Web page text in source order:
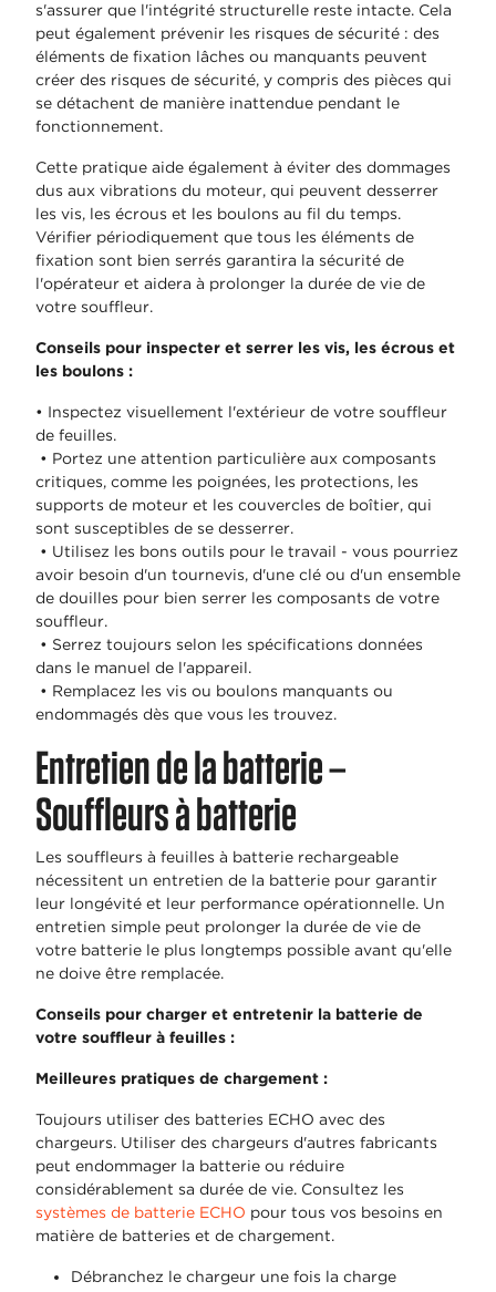
s'assurer que l'intégrité structurelle reste intacte. Cela
peut également prévenir les risques de sécurité : des
éléments de fixation lâches ou manquants peuvent
créer des risques de sécurité, y compris des pièces qui
se détachent de manière inattendue pendant le
fonctionnement.
Cette pratique aide également à éviter des dommages
dus aux vibrations du moteur, qui peuvent desserrer
les vis, les écrous et les boulons au fil du temps.
Vérifier périodiquement que tous les éléments de
fixation sont bien serrés garantira la sécurité de
l'opérateur et aidera à prolonger la durée de vie de
votre souffleur.
Conseils pour inspecter et serrer les vis, les écrous et
les boulons :
• Inspectez visuellement l'extérieur de votre souffleur
de feuilles.
• Portez une attention particulière aux composants
critiques, comme les poignées, les protections, les
supports de moteur et les couvercles de boîtier, qui
sont susceptibles de se desserrer.
• Utilisez les bons outils pour le travail - vous pourriez
avoir besoin d'un tournevis, d'une clé ou d'un ensemble
de douilles pour bien serrer les composants de votre
souffleur.
• Serrez toujours selon les spécifications données
dans le manuel de l'appareil.
• Remplacez les vis ou boulons manquants ou
endommagés dès que vous les trouvez.
Entretien de la batterie –
Souffleurs à batterie
Les souffleurs à feuilles à batterie rechargeable
nécessitent un entretien de la batterie pour garantir
leur longévité et leur performance opérationnelle. Un
entretien simple peut prolonger la durée de vie de
votre batterie le plus longtemps possible avant qu'elle
ne doive être remplacée.
Conseils pour charger et entretenir la batterie de
votre souffleur à feuilles :
Meilleures pratiques de chargement :
Toujours utiliser des batteries ECHO avec des
chargeurs. Utiliser des chargeurs d'autres fabricants
peut endommager la batterie ou réduire
considérablement sa durée de vie. Consultez les
systèmes de batterie ECHO pour tous vos besoins en
matière de batteries et de chargement.
Débranchez le chargeur une fois la charge